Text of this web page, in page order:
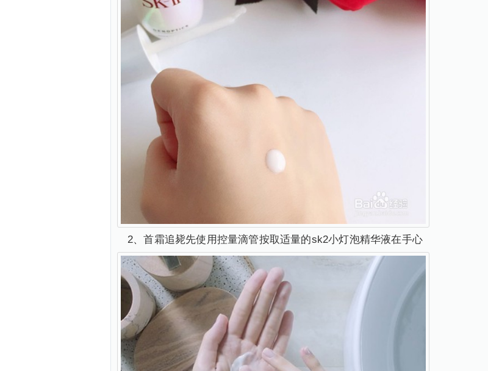
2、首霜追毙先使用控量滴管按取适量的sk2小灯泡精华液在手心